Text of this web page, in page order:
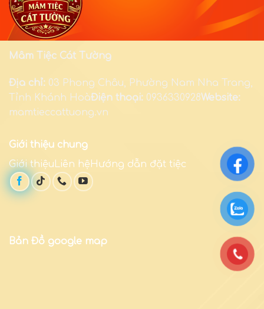
Mâm Tiệc Cát Tường
Địa chỉ: 03 Phong Châu, Phường Nam Nha Trang,
Tỉnh Khánh HoàĐiện thoại: 0936330928Website:
mamtieccattuong.vn
Giới thiệu chung
Giới thiệuLiên hệHướng dẫn đặt tiệc
Bản Đồ google map